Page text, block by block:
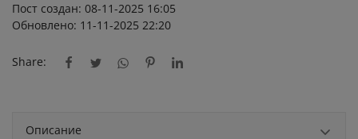
Пост создан: 08-11-2025 16:05
Обновлено: 11-11-2025 22:20
Share:
Описание